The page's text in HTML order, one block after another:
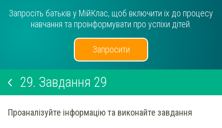
Запросіть батьків у МійКлас, щоб включити їх до процесу
навчання та проінформувати про успіхи дітей.
Запросити
29. Завдання 29
Проаналізуйте інформацію та виконайте завдання